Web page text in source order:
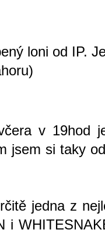
loni od IP.
v 19hod
jsem si taky
jedna z
i